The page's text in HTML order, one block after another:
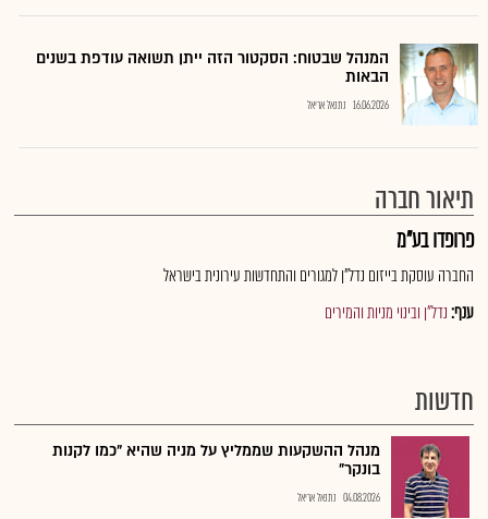
המנהל שבטוח: הסקטור הזה ייתן תשואה עודפת בשנים
הבאות
16.06.2026 נתנאל אריאל
תיאור חברה
פרופדו בע"מ
החברה עוסקת בייזום נדל"ן למגורים והתחדשות עירונית בישראל
ענף:נדל"ן ובינוי מניות והמירים
חדשות
מנהל ההשקעות שממליץ על מניה שהיא "כמו לקנות
בונקר"
04.08.2026 נתנאל אריאל